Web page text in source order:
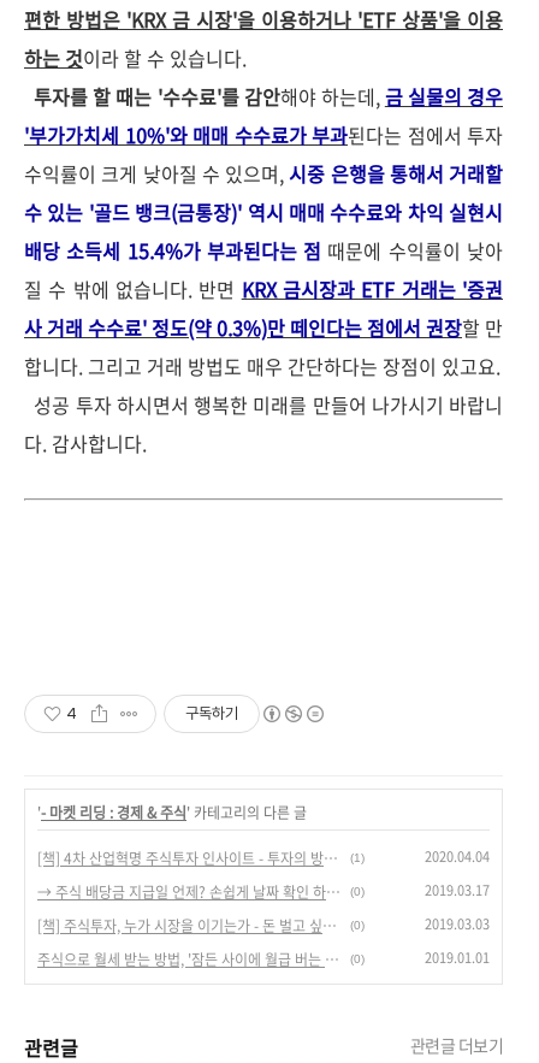
편한 방법은 'KRX 금 시장'을 이용하거나 'ETF 상품'을 이용
하는 것이라 할 수 있습니다.
투자를 할 때는 '수수료'를 감안해야 하는데,금 실물의 경우
'부가가치세 10%'와 매매 수수료가 부과된다는 점에서 투자
수익률이 크게 낮아질 수 있으며, 시중 은행을 통해서 거래할
수 있는 '골드 뱅크(금통장)' 역시 매매 수수료와 차익 실현시
배당 소득세 15.4%가 부과된다는 점 때문에 수익률이 낮아
질 수 밖에 없습니다. 반면 KRX 금시장과 ETF 거래는 '증권
사 거래 수수료' 정도(약 0.3%)만 떼인다는 점에서 권장할 만
합니다. 그리고 거래 방법도 매우 간단하다는 장점이 있고요.
성공 투자 하시면서 행복한 미래를 만들어 나가시기 바랍니
다. 감사합니다.
4 구독하기
'- 마켓 리딩 : 경제 & 주식' 카테고리의 다른 글
[책] 4차 산업혁명 주식투자 인사이트 - 투자의 방향을 짚어주는 유용한 책. (1) 2020.04.04
→ 주식 배당금 지급일 언제? 손쉽게 날짜 확인 하는 방법! (0) 2019.03.17
[책] 주식투자, 누가 시장을 이기는가 - 돈 벌고 싶은 개미들의 필독서. (0) 2019.03.03
주식으로 월세 받는 방법, '잠든 사이에 월급 버는 미국 배당주 투자' (0) 2019.01.01
관련글 관련글 더보기